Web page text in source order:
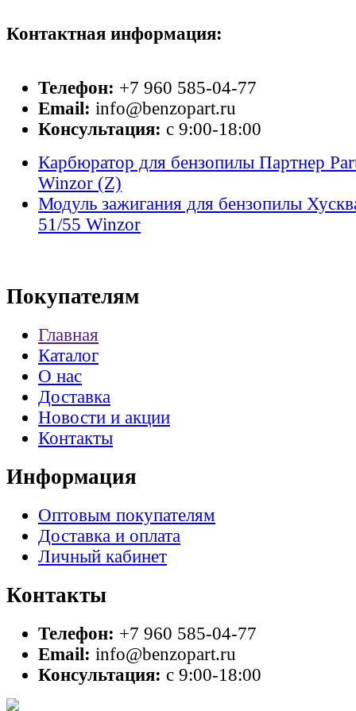
Контактная информация:
Телефон: +7 960 585-04-77
Email: info@benzopart.ru
Консультация: с 9:00-18:00
Карбюратор для бензопилы Партнер
Winzor (Z)
Модуль зажигания для бензопилы
51/55 Winzor
Покупателям
Главная
Каталог
О нас
Доставка
Новости и акции
Контакты
Информация
Оптовым покупателям
Доставка и оплата
Личный кабинет
Контакты
Телефон: +7 960 585-04-77
Email: info@benzopart.ru
Консультация: с 9:00-18:00